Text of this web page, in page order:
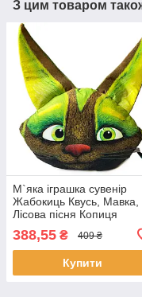
З цим товаром
М`яка іграшка сувенір
Жабокиць Квусь, Мавка,
Лісова пісня Копиця
40*26*8 (00279-54)
388,55 ₴ 409 ₴
Купити